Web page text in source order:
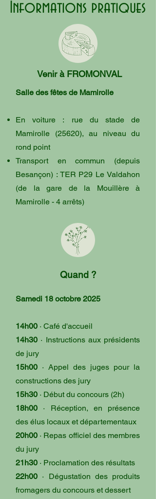
Informations pratiques
Venir à FROMONVAL
Salle des fêtes de Mamirolle
En voiture : rue du stade de
Mamirolle (25620), au niveau du
rond point
Transport en commun (depuis
Besançon) : TER P29 Le Valdahon
(de la gare de la Mouillère à
Mamirolle - 4 arrêts)
Quand ?
Samedi 18 octobre 2025
14h00 · Café d'accueil
14h30 · Instructions aux présidents
de jury
15h00 · Appel des juges pour la
constructions des jury
15h30 · Début du concours (2h)
18h00 · Réception, en présence
des élus locaux et départementaux
20h00 · Repas officiel des membres
du jury
21h30 · Proclamation des résultats
22h00 · Dégustation des produits
fromagers du concours et dessert